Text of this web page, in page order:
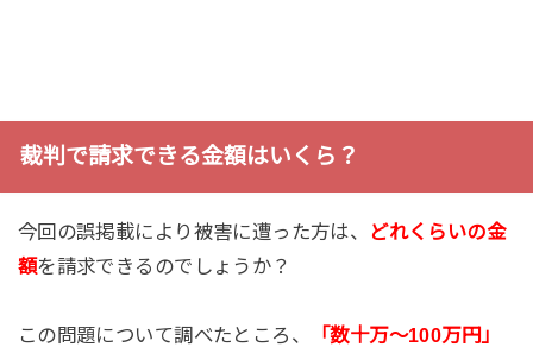
裁判で請求できる金額はいくら？
今回の誤掲載により被害に遭った方は、 どれくらいの金
額を請求できるのでしょうか？
この問題について調べたところ、
「数十万～100万円」